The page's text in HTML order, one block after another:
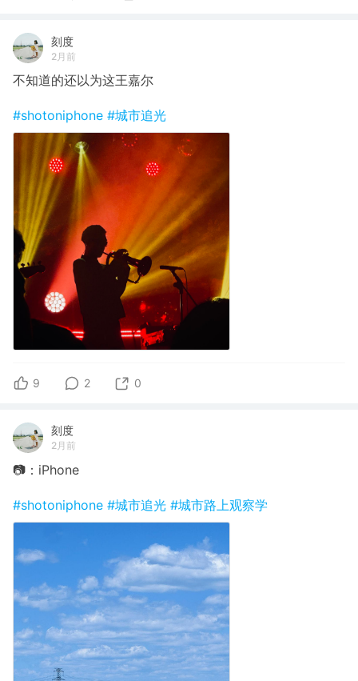
刻度
2月前
不知道的还以为这王嘉尔
#shotoniphone #城市追光
9 2 0
刻度
2月前
📷：iPhone
#shotoniphone #城市追光 #城市路上观察学